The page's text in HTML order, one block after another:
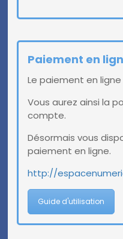
Paiement en
Le paiement en
Vous aurez ainsi la
compte.
Désormais vous
paiement en ligne.
http://
Guide d'utilisation